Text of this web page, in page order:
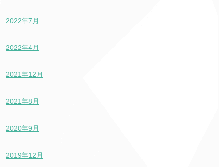
2022年7月
2022年4月
2021年12月
2021年8月
2020年9月
2019年12月